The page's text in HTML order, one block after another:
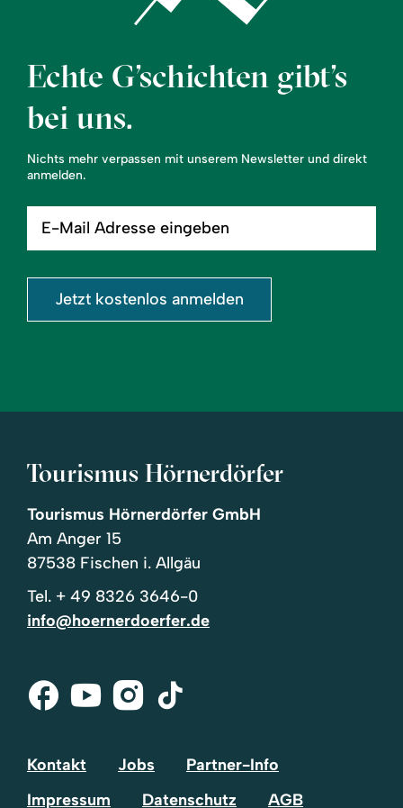
Echte G’schichten gibt’s
bei uns.
Nichts mehr verpassen mit unserem Newsletter und direkt
anmelden.
Mail
eingeben
Jetzt kostenlos anmelden
Tourismus Hörnerdörfer
Tourismus Hörnerdörfer GmbH
Am Anger 15
87538 Fischen i. Allgäu
Tel. + 49 8326 3646-0
info@hoernerdoerfer.de
Facebook
Youtube
Instagram
Tik-
Kontakt Jobs
Partner-Info
Impressum
Datenschutz AGB